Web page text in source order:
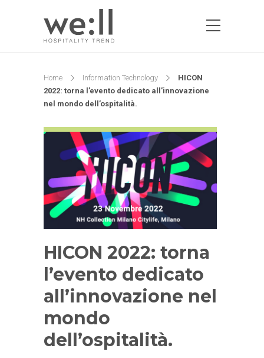
Home Information Technology
HICON
2022: torna l’evento dedicato all’innovazione
nel mondo dell’ospitalità.
HICON 2022: torna
l’evento dedicato
all’innovazione nel
mondo
dell’ospitalità.